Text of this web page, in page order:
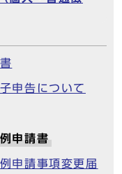
申告について
申請書
申請事項変更届